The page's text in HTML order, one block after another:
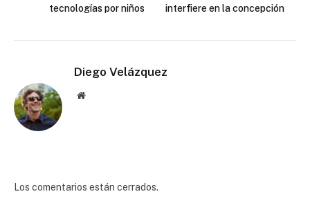
tecnologías por niños
interfiere en la concepción
Diego Velázquez
Website
Los comentarios están cerrados.